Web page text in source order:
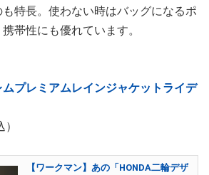
特長。使わない時はバッグになるポ
帯性にも優れています。
プレミアムレインジャケットライデ
【ワークマン】あの「HONDA二輪デザ